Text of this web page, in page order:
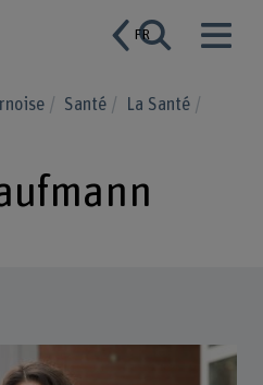
FR
Santé La Santé